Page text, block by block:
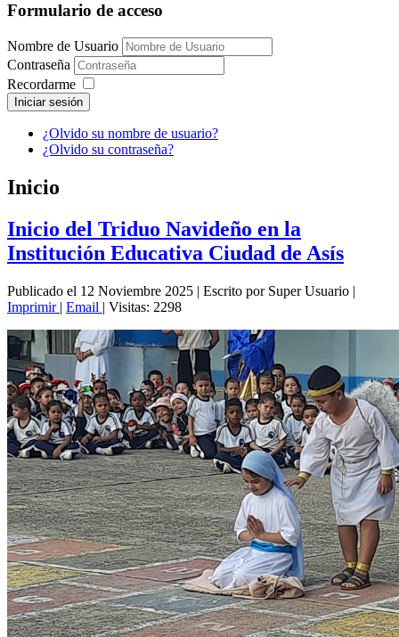
Formulario de acceso
Nombre de Usuario
Contraseña
Recordarme
Iniciar sesión
¿Olvido su nombre de usuario?
¿Olvido su contraseña?
Inicio
Inicio del Triduo Navideño en la
Institución Educativa Ciudad de Asís
Publicado el 12 Noviembre 2025 | Escrito por Super Usuario |
Imprimir | Email | Visitas: 2298